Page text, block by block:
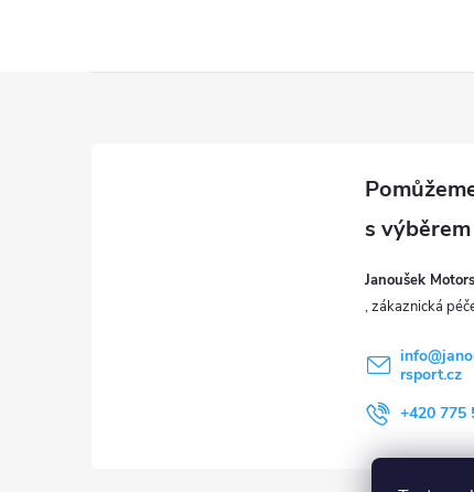
Janoušek
info@
rsport.cz
+420 775